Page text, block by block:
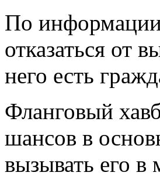
По информации
отказаться от
него есть
Фланговый
шансов в
вызывать его в